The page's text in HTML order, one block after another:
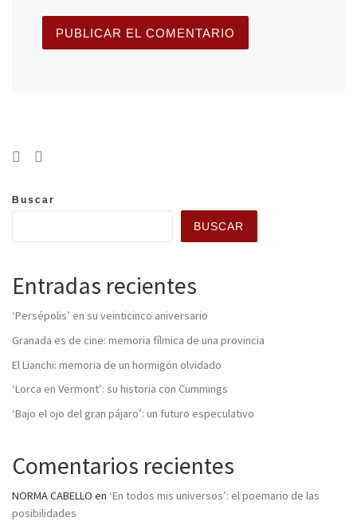
Buscar
BUSCAR
Entradas recientes
‘Persépolis’ en su veinticinco aniversario
Granada es de cine: memoria fílmica de una provincia
El Lianchi: memoria de un hormigón olvidado
‘Lorca en Vermont’: su historia con Cummings
‘Bajo el ojo del gran pájaro’: un futuro especulativo
Comentarios recientes
NORMA CABELLO en ‘En todos mis universos’: el poemario de las
posibilidades